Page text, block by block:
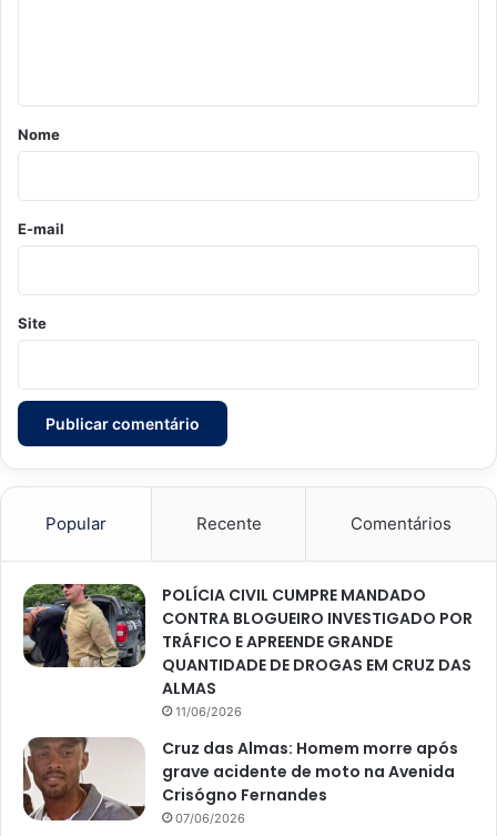
r
o
*
Nome
E-mail
Site
Popular Recente Comentários
POLÍCIA CIVIL CUMPRE MANDADO
CONTRA BLOGUEIRO INVESTIGADO POR
TRÁFICO E APREENDE GRANDE
QUANTIDADE DE DROGAS EM CRUZ DAS
ALMAS
11/06/2026
Cruz das Almas: Homem morre após
grave acidente de moto na Avenida
Crisógno Fernandes
07/06/2026